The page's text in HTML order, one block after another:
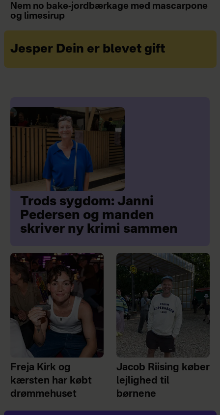
Nem no bake-jordbærkage med mascarpone
og limesirup
Jesper Dein er blevet gift
Trods sygdom: Janni
Pedersen og manden
skriver ny krimi sammen
Freja Kirk og
kærsten har købt
drømmehuset
Jacob Riising køber
lejlighed til
børnene